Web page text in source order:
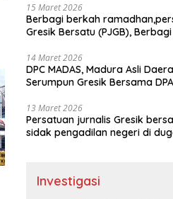
15 Maret 2026
Berbagi berkah
Gresik Bersatu (PJGB),
14 Maret 2026
DPC MADAS, Madura Asli
Serumpun Gresik Bersama
Gelora Joko Samudro
13 Maret 2026
Persatuan jurnalis Gresik
sidak pengadilan negeri di
Investigasi